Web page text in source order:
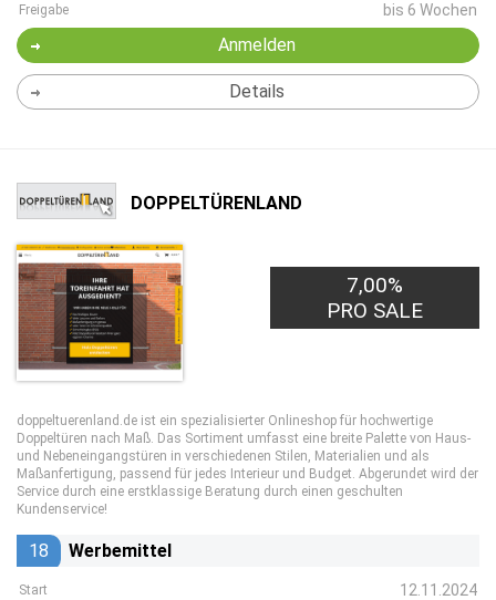
Freigabe bis 6 Wochen
Anmelden
Details
DOPPELTÜRENLAND
7,00%
PRO SALE
doppeltuerenland.de ist ein spezialisierter Onlineshop für hochwertige
Doppeltüren nach Maß. Das Sortiment umfasst eine breite Palette von Haus-
und Nebeneingangstüren in verschiedenen Stilen, Materialien und als
Maßanfertigung, passend für jedes Interieur und Budget. Abgerundet wird der
Service durch eine erstklassige Beratung durch einen geschulten
Kundenservice!
18 Werbemittel
Start 12.11.2024